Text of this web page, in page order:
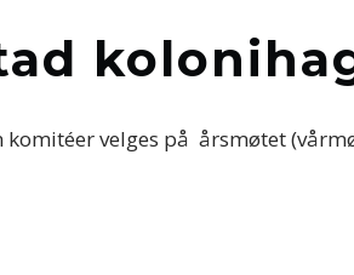
velges på årsmøtet